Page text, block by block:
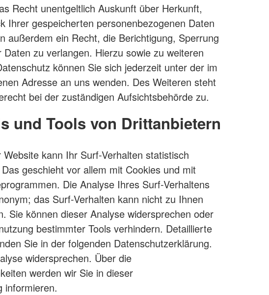
Recht unentgeltlich Auskunft über Herkunft,
Ihrer gespeicherten personenbezogenen Daten
außerdem ein Recht, die Berichtigung, Sperrung
zu verlangen. Hierzu sowie zu weiteren
können Sie sich jederzeit unter der im
Adresse an uns wenden. Des Weiteren steht
bei der zuständigen Aufsichtsbehörde zu.
und Tools von Drittanbietern
kann Ihr Surf-Verhalten statistisch
geschieht vor allem mit Cookies und mit
Die Analyse Ihres Surf-Verhaltens
das Surf-Verhalten kann nicht zu Ihnen
Sie können dieser Analyse widersprechen oder
bestimmter Tools verhindern. Detaillierte
Sie in der folgenden Datenschutzerklärung.
widersprechen. Über die
werden wir Sie in dieser
informieren.